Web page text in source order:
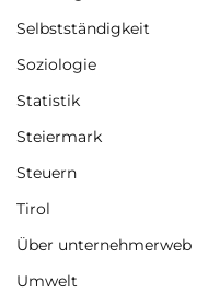
Selbstständigkeit
Soziologie
Statistik
Steiermark
Steuern
Tirol
Über unternehmerweb
Umwelt